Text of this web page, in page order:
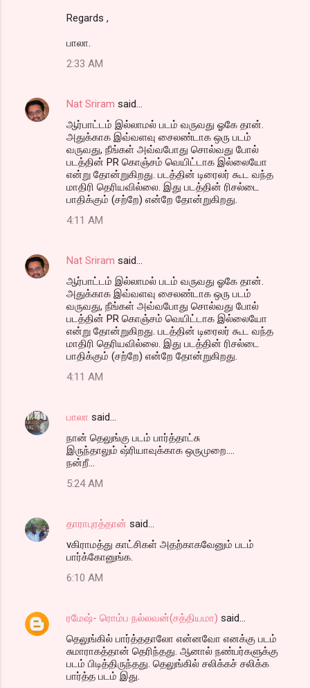
Regards ,
பாலா.
2:33 AM
Nat Sriram said…
ஆர்பாட்டம் இல்லாமல் படம் வருவது ஓகே தான்.
அதுக்காக இவ்வளவு சைலண்டாக ஒரு படம்
வருவது, நீங்கள் அவ்வபோது சொல்வது போல்
படத்தின் PR கொஞ்சம் வெயிட்டாக இல்லையோ
என்று தோன்றுகிறது. படத்தின் டிரைலர் கூட வந்த
மாதிரி தெரியவில்லை. இது படத்தின் ரிசல்டை
பாதிக்கும் (சற்றே) என்றே தோன்றுகிறது.
4:11 AM
Nat Sriram said…
ஆர்பாட்டம் இல்லாமல் படம் வருவது ஓகே தான்.
அதுக்காக இவ்வளவு சைலண்டாக ஒரு படம்
வருவது, நீங்கள் அவ்வபோது சொல்வது போல்
படத்தின் PR கொஞ்சம் வெயிட்டாக இல்லையோ
என்று தோன்றுகிறது. படத்தின் டிரைலர் கூட வந்த
மாதிரி தெரியவில்லை. இது படத்தின் ரிசல்டை
பாதிக்கும் (சற்றே) என்றே தோன்றுகிறது.
4:11 AM
பாலா said…
நான் தெலுங்கு படம் பார்த்தாட்சு
இருந்தாலும் ஷ்ரியாவுக்காக ஒருமுறை....
நன்றீ...
5:24 AM
தாராபுரத்தான் said…
vகிராமத்து காட்சிகள் அதற்காகவேனும் படம்
பார்க்கோனுங்க.
6:10 AM
ரமேஷ்- ரொம்ப நல்லவன்(சத்தியமா) said…
தெலுங்கில் பார்த்ததாலோ என்னவோ எனக்கு படம்
சுமாராகத்தான் தெரிந்தது. ஆனால் நண்பர்களுக்கு
படம் பிடித்திருந்தது. தெலுங்கில் சலிக்கச் சலிக்க
பார்த்த படம் இது.